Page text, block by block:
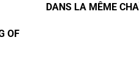
DANS LA MÊME
OF